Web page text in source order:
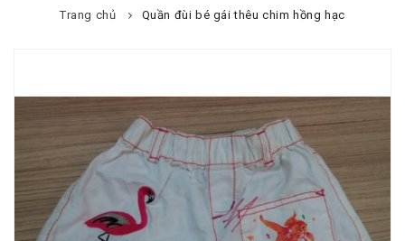
Trang chủ Quần đùi bé gái thêu chim hồng hạc